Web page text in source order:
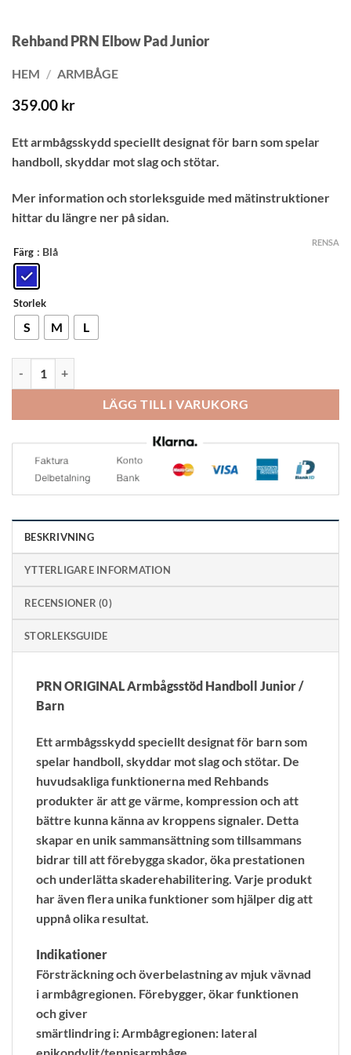
Rehband PRN Elbow Pad Junior
HEM / ARMBÅGE
359.00 kr
Ett armbågsskydd speciellt designat för barn som spelar
handboll, skyddar mot slag och stötar.
Mer information och storleksguide med mätinstruktioner
hittar du längre ner på sidan.
Färg : Blå
Storlek
S M L
RENSA
LÄGG TILL I VARUKORG
BESKRIVNING
YTTERLIGARE INFORMATION
RECENSIONER (0)
STORLEKSGUIDE
PRN ORIGINAL Armbågsstöd Handboll Junior /
Barn
Ett armbågsskydd speciellt designat för barn som
spelar handboll, skyddar mot slag och stötar. De
huvudsakliga funktionerna med Rehbands
produkter är att ge värme, kompression och att
bättre kunna känna av kroppens signaler. Detta
skapar en unik sammansättning som tillsammans
bidrar till att förebygga skador, öka prestationen
och underlätta skaderehabilitering. Varje produkt
har även flera unika funktioner som hjälper dig att
uppnå olika resultat.
Indikationer
Försträckning och överbelastning av mjuk vävnad
i armbågregionen. Förebygger, ökar funktionen
och giver
smärtlindring i: Armbågregionen: lateral